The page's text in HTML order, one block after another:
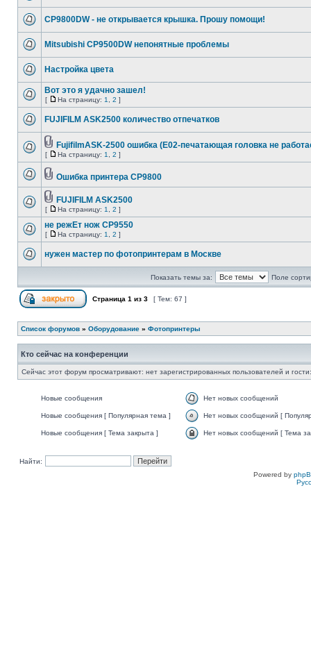
CP9800DW - не открывается крышка. Прошу помощи!
Mitsubishi CP9500DW непонятные проблемы
Настройка цвета
Вот это я удачно зашел!
[ На страницу: 1 2 ]
FUJIFILM ASK2500 количество отпечатков
FujifilmASK-2500 ошибка (E02-печатающая головка не
[ На страницу: 1 2 ]
Ошибка принтера CP9800
FUJIFILM ASK2500
[ На страницу: 1 2 ]
не режЕт нож CP9550
[ На страницу: 1 2 ]
нужен мастер по фотопринтерам в Москве
Показать темы за: Поле
Страница 1 из 3 [ Тем: 67 ]
Список форумов » Оборудование » Фотопринтеры
Кто сейчас на конференции
Сейчас этот форум просматривают: нет зарегистрированных пользователей и
Новые сообщения Нет новых сообщений
Новые сообщения [ Популярная тема ] Нет новых сообщений [
Новые сообщения [ Тема закрыта ] Нет новых сообщений [ Тема
Найти:
Powered by